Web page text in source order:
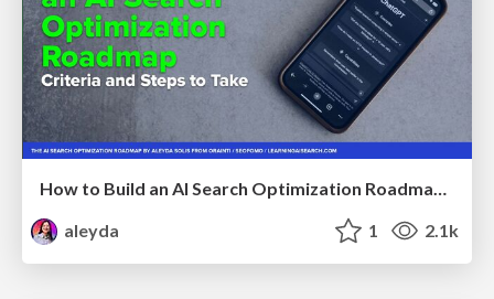
How to Build an AI Search Optimization Roadmap - Criteria and Steps to Take #SEOIRL
aleyda
1 2.1k